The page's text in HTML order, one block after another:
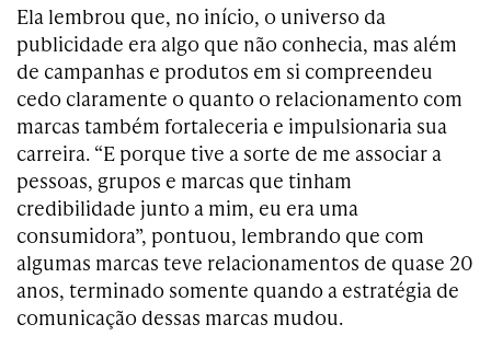
Ela lembrou que, no início, o universo da
publicidade era algo que não conhecia, mas além
de campanhas e produtos em si compreendeu
cedo claramente o quanto o relacionamento com
marcas também fortaleceria e impulsionaria sua
carreira. “E porque tive a sorte de me associar a
pessoas, grupos e marcas que tinham
credibilidade junto a mim, eu era uma
consumidora”, pontuou, lembrando que com
algumas marcas teve relacionamentos de quase 20
anos, terminado somente quando a estratégia de
comunicação dessas marcas mudou.